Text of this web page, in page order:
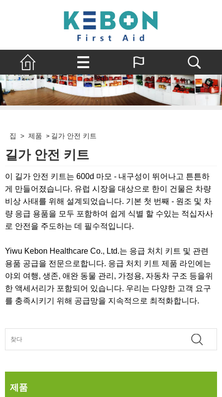
집 > 제품 > 길가 안전 키트
길가 안전 키트
이 길가 안전 키트는 600d 마모 - 내구성이 뛰어나고 튼튼하
게 만들어졌습니다. 유럽 ​​시장을 대상으로 한이 건물은 차량
비상 사태를 위해 설계되었습니다. 기본 첫 번째 - 원조 및 차
량 응급 용품을 모두 포함하여 쉽게 식별 할 수있는 적십자사
로 안전을 주도하는 데 필수적입니다.
Yiwu Kebon Healthcare Co., Ltd.는 응급 처치 키트 및 관련
용품 공급을 전문으로합니다. 응급 처치 키트 제품 라인에는
야외 여행, 생존, 애완 동물 관리, 가정용, 자동차 구조 등을위
한 액세서리가 포함되어 있습니다. 우리는 다양한 고객 요구
를 충족시키기 위해 공급망을 지속적으로 최적화합니다.
제품